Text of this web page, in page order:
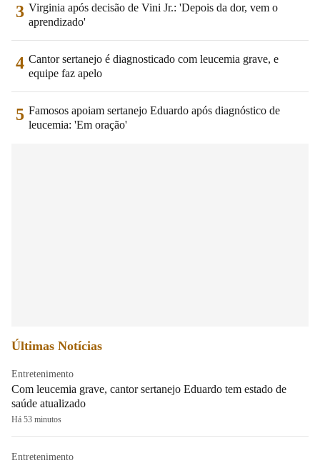
3 Virginia após decisão de Vini Jr.: 'Depois da dor, vem o
aprendizado'
4 Cantor sertanejo é diagnosticado com leucemia grave, e
equipe faz apelo
5 Famosos apoiam sertanejo Eduardo após diagnóstico de
leucemia: 'Em oração'
Últimas Notícias
Entretenimento
Com leucemia grave, cantor sertanejo Eduardo tem estado de
saúde atualizado
Há 53 minutos
Entretenimento